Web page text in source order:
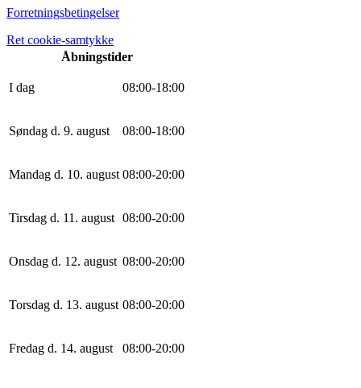
Forretningsbetingelser
Ret cookie-samtykke
Åbningstider
I dag 08:00-18:00
Søndag d. 9. august 08:00-18:00
Mandag d. 10. august 08:00-20:00
Tirsdag d. 11. august 08:00-20:00
Onsdag d. 12. august 08:00-20:00
Torsdag d. 13. august 08:00-20:00
Fredag d. 14. august 08:00-20:00